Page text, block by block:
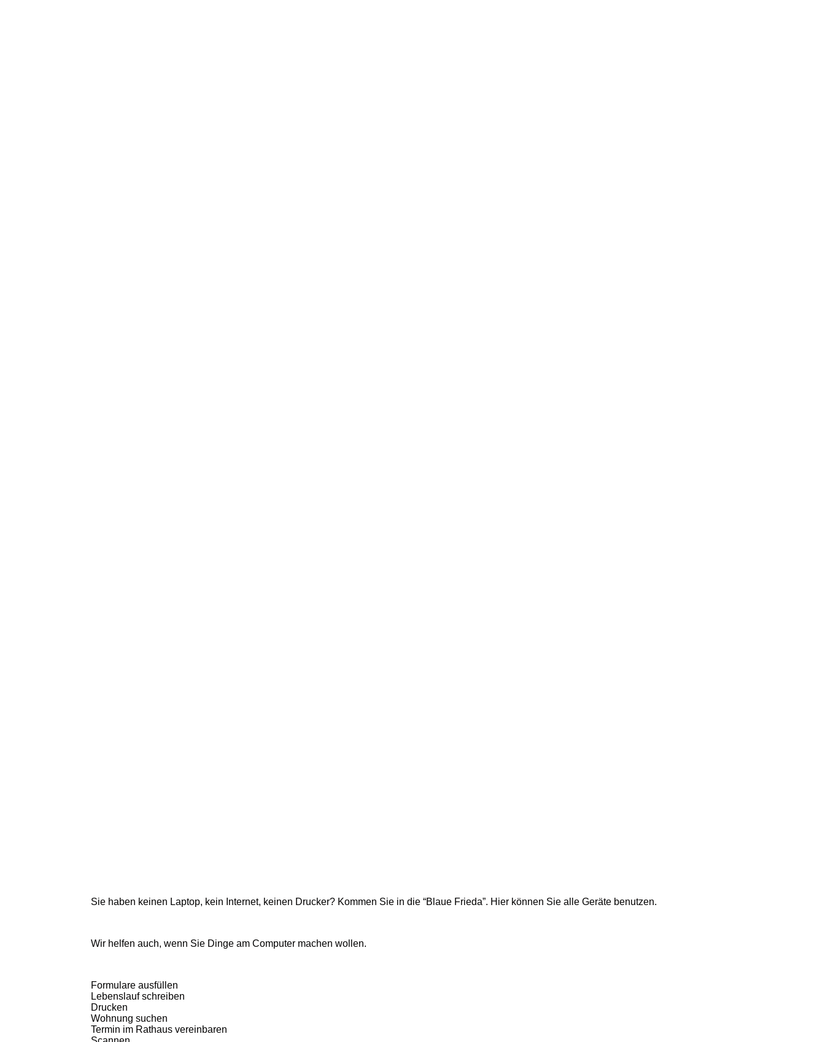
Sie haben keinen Laptop, kein Internet, keinen Drucker? Kommen Sie in die “Blaue Frieda”. Hier können Sie alle Geräte benutzen.
Wir helfen auch, wenn Sie Dinge am Computer machen wollen.
Formulare ausfüllen
Lebenslauf schreiben
Drucken
Wohnung suchen
Termin im Rathaus vereinbaren